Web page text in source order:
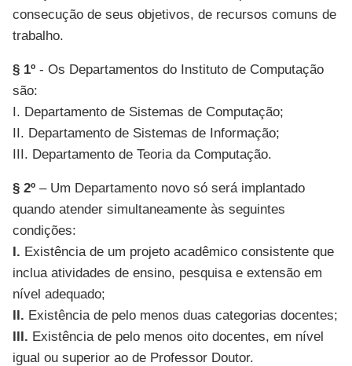
consecução de seus objetivos, de recursos comuns de
trabalho.
§ 1º - Os Departamentos do Instituto de Computação
são:
I. Departamento de Sistemas de Computação;
II. Departamento de Sistemas de Informação;
III. Departamento de Teoria da Computação.
§ 2º – Um Departamento novo só será implantado
quando atender simultaneamente às seguintes
condições:
I. Existência de um projeto acadêmico consistente que
inclua atividades de ensino, pesquisa e extensão em
nível adequado;
II. Existência de pelo menos duas categorias docentes;
III. Existência de pelo menos oito docentes, em nível
igual ou superior ao de Professor Doutor.